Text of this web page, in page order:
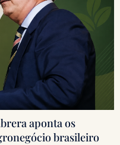
aponta os
brasileiro